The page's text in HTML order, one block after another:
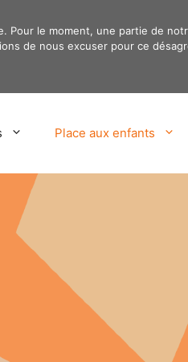
le moment, une partie de
de nous excuser pour ce
Place aux enfants